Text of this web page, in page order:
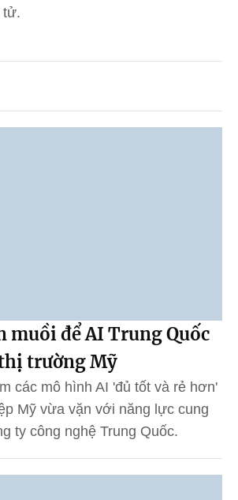
tử.
muồi để AI Trung Quốc
trường Mỹ
các mô hình AI 'đủ tốt và rẻ hơn'
Mỹ vừa vặn với năng lực cung
ty công nghệ Trung Quốc.